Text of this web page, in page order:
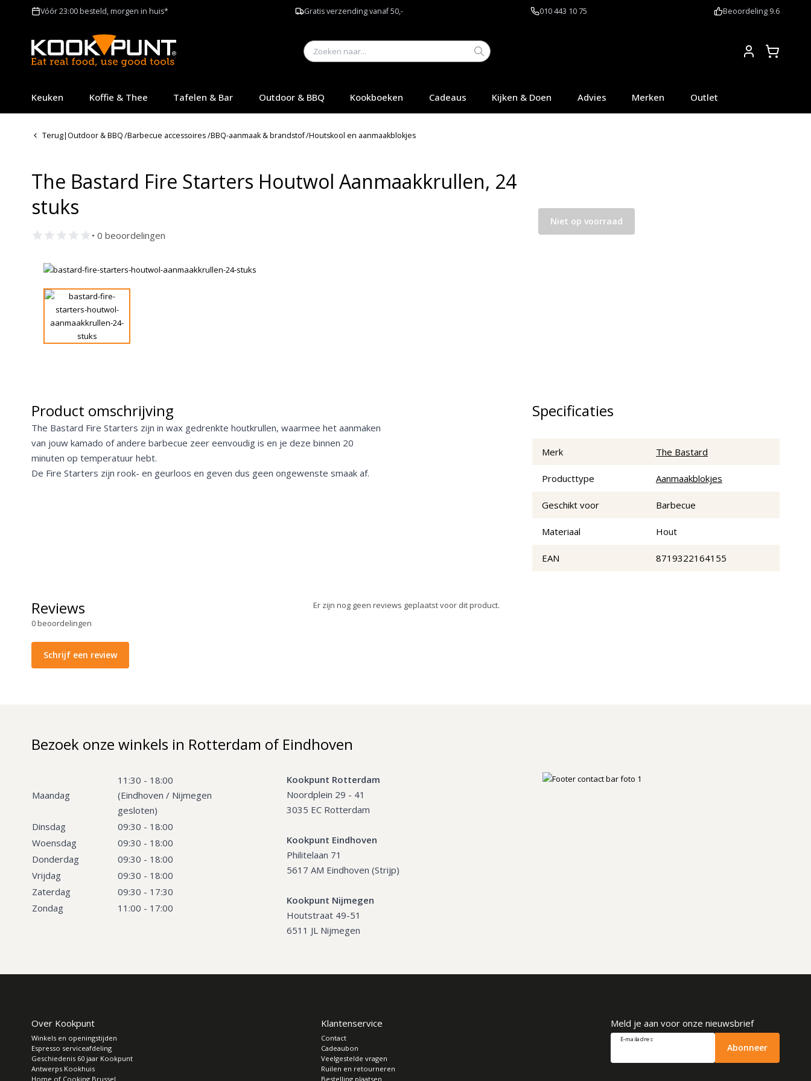
Vóór 23:00 besteld, morgen in huis* Gratis verzending vanaf 50,- 010 443 10 75 Beoordeling 9.6
Keuken Koffie & Thee Tafelen & Bar Outdoor & BBQ Kookboeken Cadeaus Kijken & Doen Advies Merken Outlet
Terug| Outdoor & BBQ/Barbecue accessoires/BBQ-aanmaak & brandstof/Houtskool en aanmaakblokjes
The Bastard Fire Starters Houtwol Aanmaakkrullen, 24
stuks
• 0 beoordelingen
Niet op voorraad
Product omschrijving
The Bastard Fire Starters zijn in wax gedrenkte houtkrullen, waarmee het aanmaken
van jouw kamado of andere barbecue zeer eenvoudig is en je deze binnen 20
minuten op temperatuur hebt.
De Fire Starters zijn rook- en geurloos en geven dus geen ongewenste smaak af.
Specificaties
Merk The Bastard
Producttype Aanmaakblokjes
Geschikt voor Barbecue
Materiaal Hout
EAN 8719322164155
Reviews
0beoordelingen
Schrijf een review
Er zijn nog geen reviews geplaatst voor dit product.
Bezoek onze winkels in Rotterdam of Eindhoven
Maandag
11:30 - 18:00
(Eindhoven / Nijmegen
gesloten)
Dinsdag
09:30 - 18:00
Woensdag
09:30 - 18:00
Donderdag
09:30 - 18:00
Vrijdag
09:30 - 18:00
Zaterdag
09:30 - 17:30
Zondag
11:00 - 17:00
Kookpunt Rotterdam
Noordplein 29 - 41
3035 EC Rotterdam
Kookpunt Eindhoven
Philitelaan 71
5617 AM Eindhoven (Strijp)
Kookpunt Nijmegen
Houtstraat 49-51
6511 JL Nijmegen
Over Kookpunt
Winkels en openingstijden
Espresso serviceafdeling
Geschiedenis 60 jaar Kookpunt
Antwerps Kookhuis
Home of Cooking Brussel
Klantenservice
Contact
Cadeaubon
Veelgestelde vragen
Ruilen en retourneren
Bestelling plaatsen
Meld je aan voor onze nieuwsbrief
E-mailadres
Abonneer